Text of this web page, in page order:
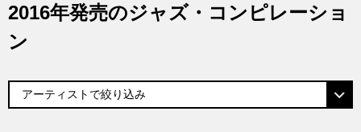
2016年発売のジャズ・コンピレーショ
ン